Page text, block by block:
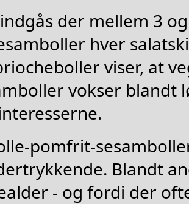
der mellem 3
hver
viser, at
vokser blandt
pomfrit-
Blandt
- og fordi der